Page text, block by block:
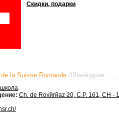
Скидки, подарки
la Suisse Romande /Швейцария
.
Ch. de Rovйrйaz 20, C.P. 161, CH -